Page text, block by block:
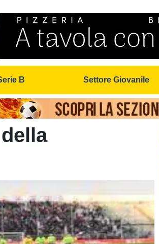
B Settore Giovanile